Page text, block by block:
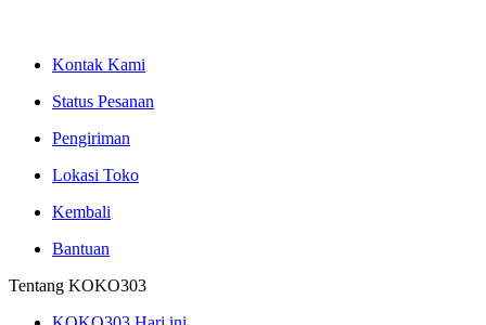
Kontak Kami
Status Pesanan
Pengiriman
Lokasi Toko
Kembali
Bantuan
Tentang KOKO303